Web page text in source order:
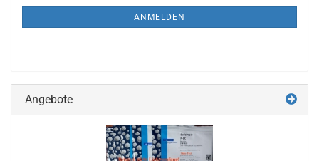
ANMELDEN
Angebote